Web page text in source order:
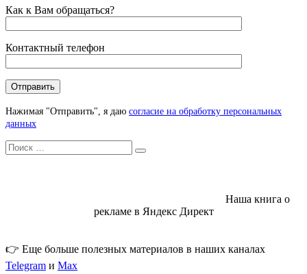
Как к Вам обращаться?
Контактный телефон
Нажимая "Отправить", я даю согласие на обработку персональных
данных
Искать
Search
Наша книга о
рекламе в Яндекс Директ
👉 Еще больше полезных материалов в наших каналах
Telegram и Max